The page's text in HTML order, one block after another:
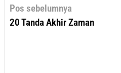
Navigasi
Pos sebelumnya
20 Tanda Akhir Zaman